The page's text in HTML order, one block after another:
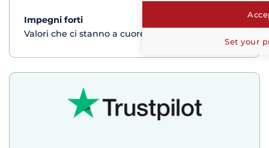
Impegni forti
Valori che ci stanno a cuore
Set your